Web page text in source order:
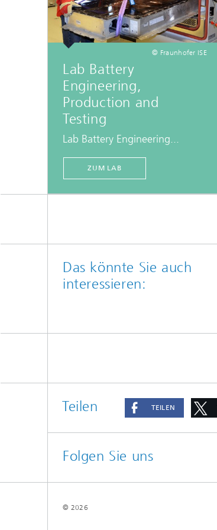
© Fraunhofer ISE
Lab Battery
Engineering,
Production and
Testing
Lab Battery Engineering...
ZUM LAB
Das könnte Sie auch
interessieren:
Teilen TEILEN
Folgen Sie uns
© 2026